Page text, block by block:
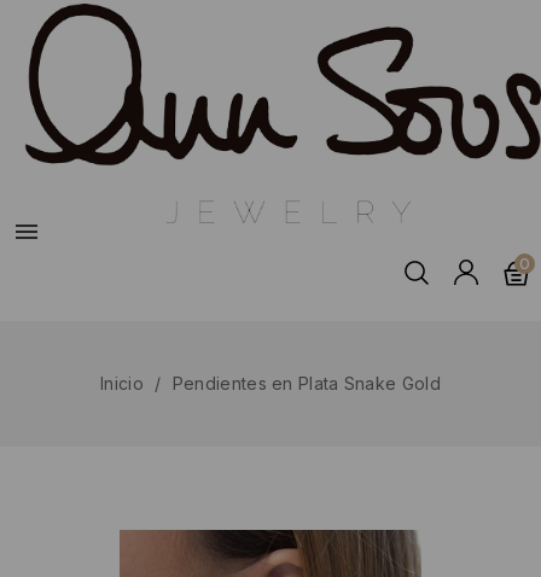

0
Inicio Pendientes en Plata Snake Gold